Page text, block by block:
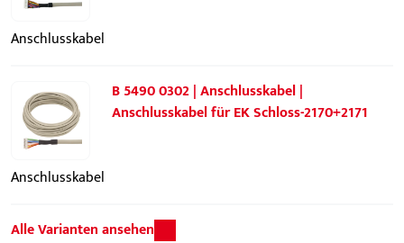
Anschlusskabel
B 5490 0302 | Anschlusskabel |
Anschlusskabel für EK Schloss-2170+2171
Anschlusskabel
Alle Varianten ansehen